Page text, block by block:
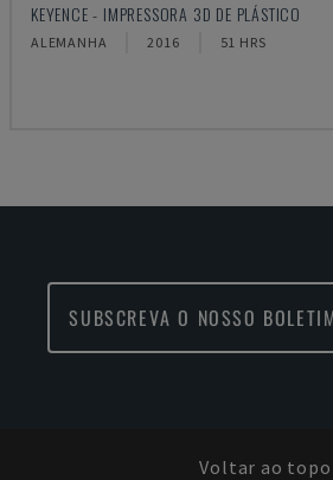
KEYENCE - IMPRESSORA 3D DE PLÁSTICO
ALEMANHA 2016 51 HRS
SUBSCREVA O NOSSO
Voltar ao topo